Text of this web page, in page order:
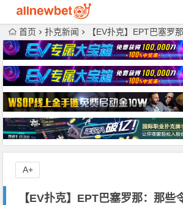
首页 扑克新闻 【EV扑克】EPT巴塞罗那
【EV扑克】EPT巴塞罗那：那些
A+